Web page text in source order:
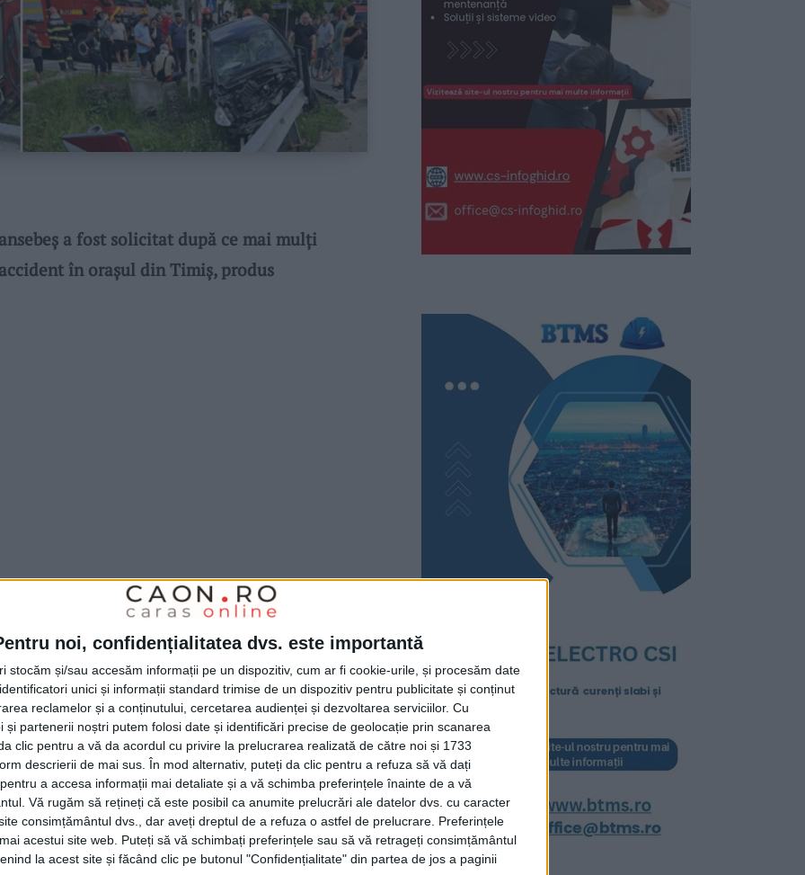
noi, confidențialitatea dvs. este importantă
stocăm și/sau accesăm informații pe un dispozitiv, cum ar fi cookie-urile, și procesăm date
unici și informații standard trimise de un dispozitiv pentru publicitate și conținut
reclamelor și a conținutului, cercetarea audienței și dezvoltarea serviciilor. Cu
și partenerii noștri putem folosi date și identificări precise de geolocație prin scanarea
clic pentru a vă da acordul cu privire la prelucrarea realizată de către noi și 1733
descrierii de mai sus. În mod alternativ, puteți da clic pentru a refuza să vă dați
a accesa informații mai detaliate și a vă schimba preferințele înainte de a vă
Vă rugăm să rețineți că este posibil ca anumite prelucrări ale datelor dvs. cu caracter
consimțământul dvs., dar aveți dreptul de a refuza o astfel de prelucrare. Preferințele
acestui site web. Puteți să vă schimbați preferințele sau să vă retrageți consimțământul
la acest site și făcând clic pe butonul "Confidențialitate" din partea de jos a paginii
a fost solicitat după ce mai mulți
în orașul din Timiș, produs
implicate o autospecială a Serviciului
din Recaș, care se deplasa la o
se afla doar șoferul. În urma
pompieri și șoferul autoturismului) au
suspiciuni de fracturi și diferite
ușoare. Toate cele șapte
din Timișoara.